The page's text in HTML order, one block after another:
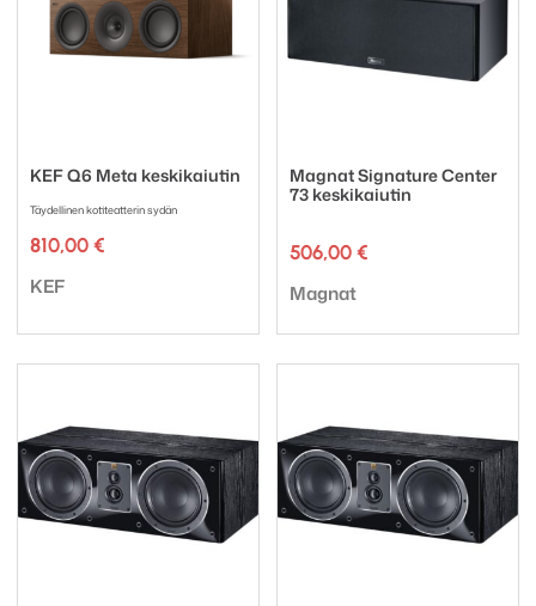
KEF Q6 Meta keskikaiutin
Täydellinen kotiteatterin sydän
810,00 €
Tuotemerkki:
KEF
Magnat Signature Center
73 keskikaiutin
506,00 €
Tuotemerkki:
Magnat